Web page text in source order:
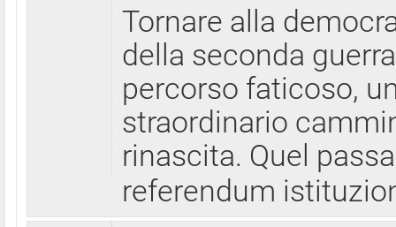
Tornare alla
della seconda
percorso faticoso,
straordinario
rinascita. Quel
referendum